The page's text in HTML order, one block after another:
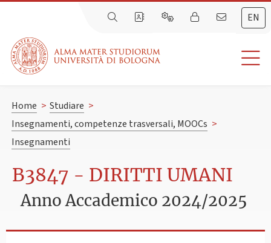
EN
Home > Studiare >
Insegnamenti, competenze trasversali, MOOCs >
Insegnamenti
B3847 - DIRITTI UMANI
Anno Accademico 2024/2025